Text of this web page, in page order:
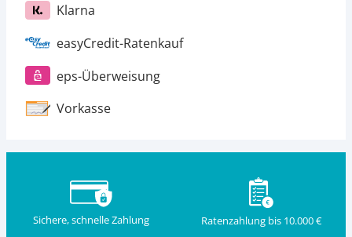
Klarna
easyCredit-Ratenkauf
eps-Überweisung
Vorkasse
Sichere, schnelle Zahlung Ratenzahlung bis 10.000 €